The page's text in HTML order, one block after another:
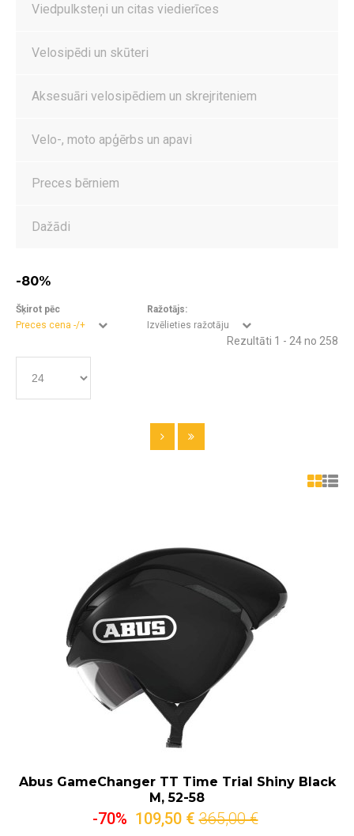
Viedpulksteņi un citas viedierīces
Velosipēdi un skūteri
Aksesuāri velosipēdiem un skrejriteniem
Velo-, moto apģērbs un apavi
Preces bērniem
Dažādi
-80%
Šķirot pēc
Preces cena -/+
Ražotājs:
Izvēlieties ražotāju
Rezultāti 1 - 24 no 258
Abus GameChanger TT Time Trial Shiny Black
M, 52-58
-70% 109,50 € 365,00 €